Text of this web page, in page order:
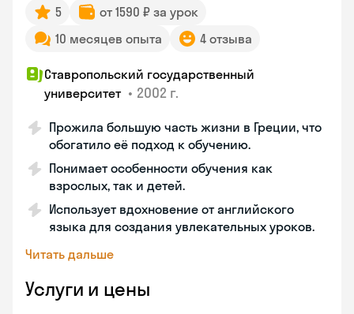
5
от 1590 ₽ за урок
10 месяцев опыта
4 отзыва
Ставропольский государственный
университет • 2002 г.
Прожила большую часть жизни в Греции, что
обогатило её подход к обучению.
Понимает особенности обучения как
взрослых, так и детей.
Использует вдохновение от английского
языка для создания увлекательных уроков.
Читать дальше
Услуги и цены